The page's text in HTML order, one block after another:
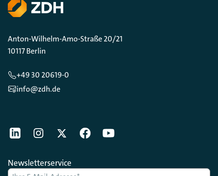
Anton-Wilhelm-Amo-Straße 20/21
10117 Berlin
+49 30 20619-0
info@zdh.de
[Der ZDH in den Sozialen Netzwerken]
LinkedIninstagramTwitterFacebookYoutube
Newsletterservice